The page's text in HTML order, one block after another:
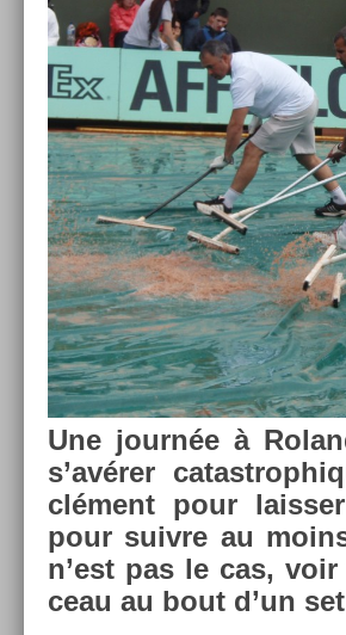
Une journée à
s’avérer
clément pour
pour suiv­re au
n’est pas le cas,
ceau au bout d’un